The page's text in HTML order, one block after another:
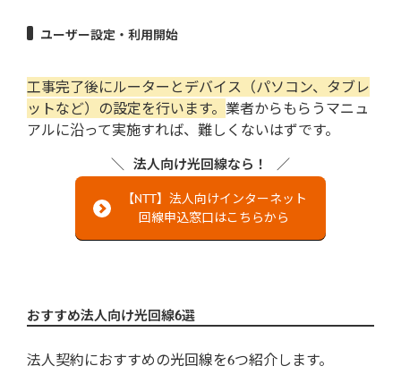
ユーザー設定・利用開始
工事完了後にルーターとデバイス（パソコン、タブレ
ットなど）の設定を行います。 業者からもらうマニュ
アルに沿って実施すれば、難しくないはずです。
法人向け光回線なら！
【NTT】法人向けインターネット
回線申込窓口はこちらから
おすすめ法人向け光回線6選
法人契約におすすめの光回線を6つ紹介します。